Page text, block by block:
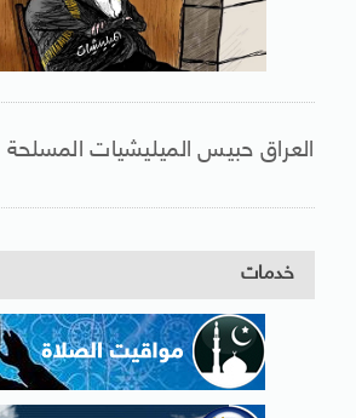
العراق حبيس الميليشيات المسلحة
خدمات